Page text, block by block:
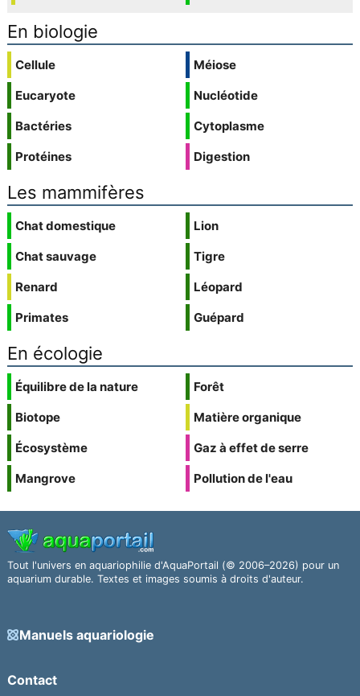
En biologie
Cellule
Eucaryote
Bactéries
Protéines
Méiose
Nucléotide
Cytoplasme
Digestion
Les mammifères
Chat domestique
Chat sauvage
Renard
Primates
Lion
Tigre
Léopard
Guépard
En écologie
Équilibre de la nature
Biotope
Écosystème
Mangrove
Forêt
Matière organique
Gaz à effet de serre
Pollution de l'eau
Tout l'univers en aquariophilie d'AquaPortail (© 2006–2026) pour un
aquarium durable. Textes et images soumis à droits d'auteur.
Manuels aquariologie
Contact